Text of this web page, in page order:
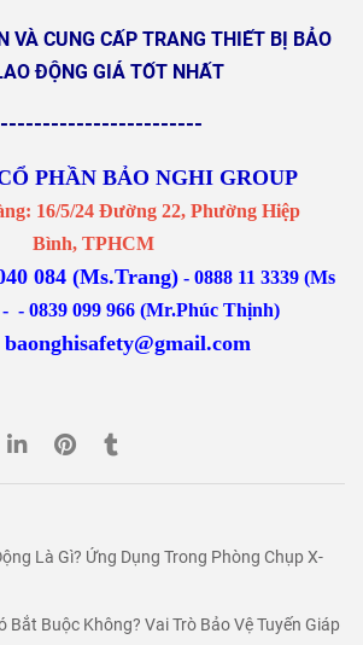
VÀ CUNG CẤP TRANG THIẾT BỊ BẢO
ĐỘNG GIÁ TỐT NHẤT
PHẦN BẢO NGHI GROUP
16/5/24 Đường 22, Phường Hiệp
Bình, TPHCM
084 (Ms.Trang) - 0888 11 3339 (Ms
- - 0839 099 966 (Mr.Phúc Thịnh)
baonghisafety@gmail.com
Là Gì? Ứng Dụng Trong Phòng Chụp X-
Bắt Buộc Không? Vai Trò Bảo Vệ Tuyến Giáp